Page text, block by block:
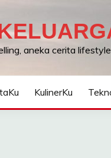
aneka cerita
KulinerKu